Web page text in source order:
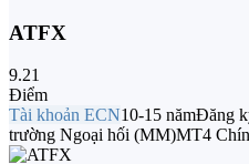
ATFX
9.21
Điểm
Tài khoản ECN10-15 nămĐăng
trường Ngoại hối (MM)MT4